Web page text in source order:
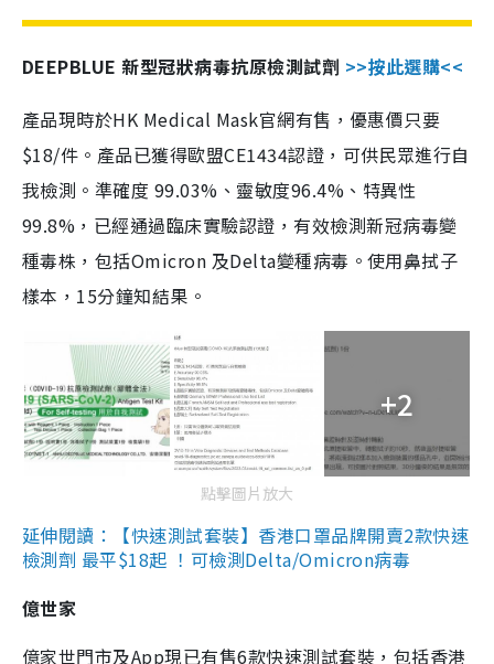
DEEPBLUE 新型冠狀病毒抗原檢測試劑 >>按此選購<<
產品現時於HK Medical Mask官網有售，優惠價只要
$18/件。產品已獲得歐盟CE1434認證，可供民眾進行自
我檢測。準確度 99.03%、靈敏度96.4%、特異性
99.8%，已經通過臨床實驗認證，有效檢測新冠病毒變
種毒株，包括Omicron 及Delta變種病毒。使用鼻拭子
樣本，15分鐘知結果。
+2
點擊圖片放大
延伸閱讀：【快速測試套裝】香港口罩品牌開賣2款快速
檢測劑 最平$18起 ！可檢測Delta/Omicron病毒
億世家
億家世門市及App現已有售6款快速測試套裝，包括香港